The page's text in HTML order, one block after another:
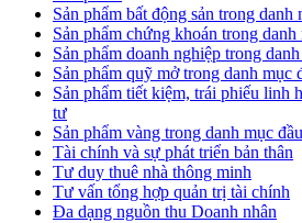
Sản phẩm bất động sản trong danh
Sản phẩm chứng khoán trong
Sản phẩm doanh nghiệp trong
Sản phẩm quỹ mở trong danh mục
Sản phẩm tiết kiệm, trái phiếu linh
tư
Sản phẩm vàng trong danh mục
Tài chính và sự phát triển bản thân
Tư duy thuê nhà thông minh
Tư vấn tổng hợp quản trị tài chính
Đa dạng nguồn thu Doanh nhân